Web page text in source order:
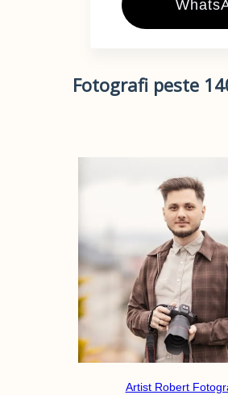
Fotografi peste
Artist Robert